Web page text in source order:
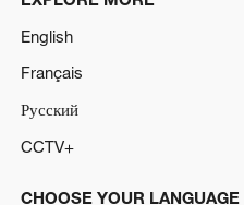
English
Français
Русский
CCTV+
CHOOSE YOUR LANGUAGE